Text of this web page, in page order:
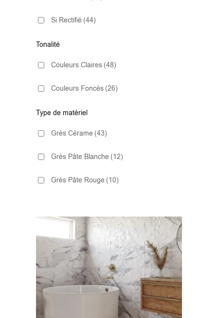
37X75(1)
40x120
45x45(5)
60x60(23)
60x60 - 20mm
90x90
100x100(15)
120x120 (12)
Si Rectifié (44)
Tonalité
Couleurs Claires (48)
Couleurs Foncés (26)
Type de matériel
Grès Cérame (43)
Grès Pâte Blanche (12)
Grès Pâte Rouge (10)